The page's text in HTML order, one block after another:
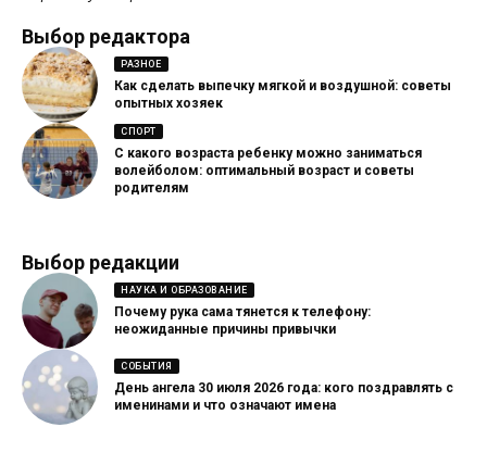
Выбор редактора
РАЗНОЕ
Как сделать выпечку мягкой и воздушной: советы
опытных хозяек
СПОРТ
С какого возраста ребенку можно заниматься
волейболом: оптимальный возраст и советы
родителям
Выбор редакции
НАУКА И ОБРАЗОВАНИЕ
Почему рука сама тянется к телефону:
неожиданные причины привычки
СОБЫТИЯ
День ангела 30 июля 2026 года: кого поздравлять с
именинами и что означают имена